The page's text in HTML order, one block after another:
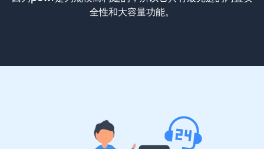
全性和大容量功能。